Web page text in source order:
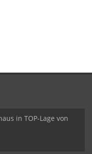
in TOP-Lage von